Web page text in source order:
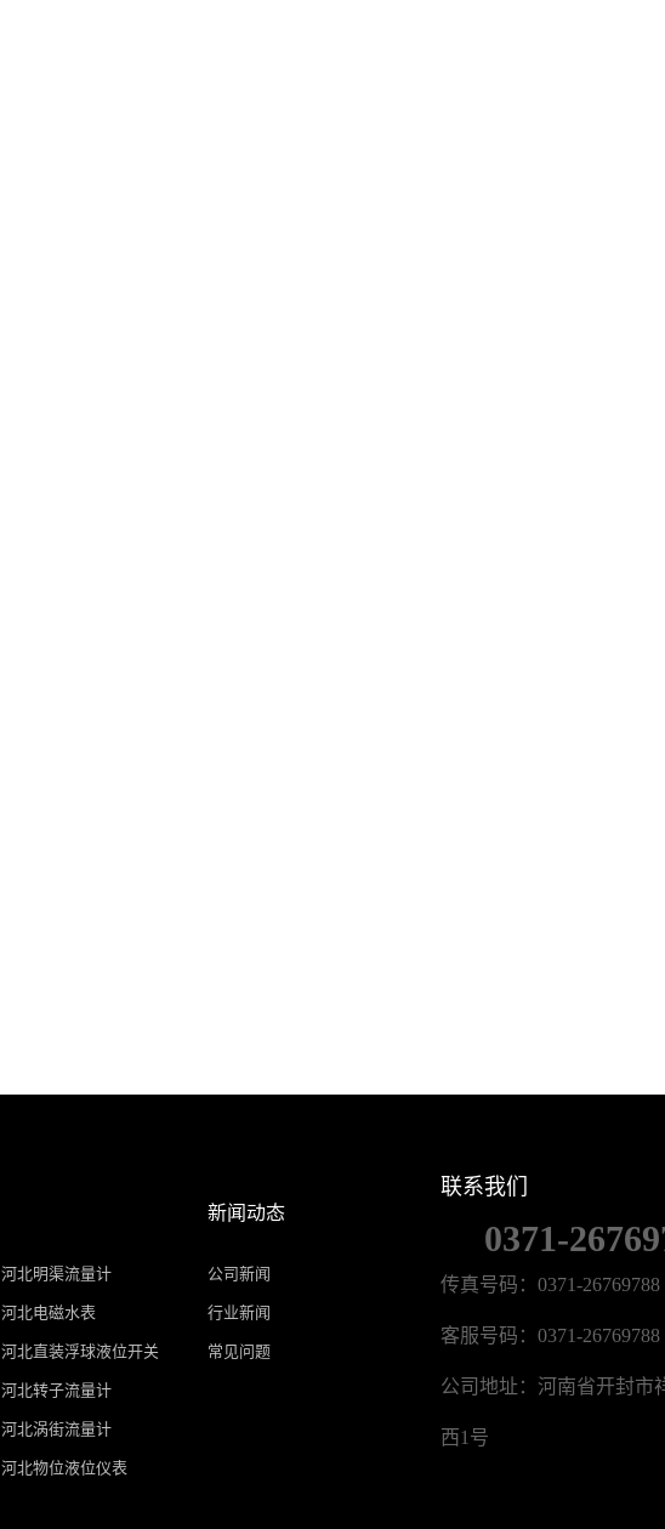
河北明渠流量计
河北电磁水表
河北直装浮球液位开关
河北转子流量计
河北涡街流量计
河北物位液位仪表
新闻动态
公司新闻
行业新闻
常见问题
联系我们
0371-
传真号码：0371-26769788
客服号码：0371-26769788
公司地址：河南省开封市
西1号